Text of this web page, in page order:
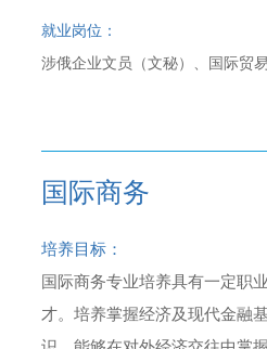
就业岗位：
涉俄企业文员（文秘）、国际贸
国际商务
培养目标：
国际商务专业培养具有一定职
才。培养掌握经济及现代金融